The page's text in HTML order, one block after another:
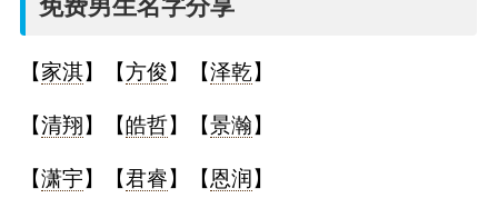
名
免费男生名字分享
【家淇】【方俊 】【泽乾】
【清翔】【皓哲】【景瀚】
【潇宇】【君睿】【恩润 】